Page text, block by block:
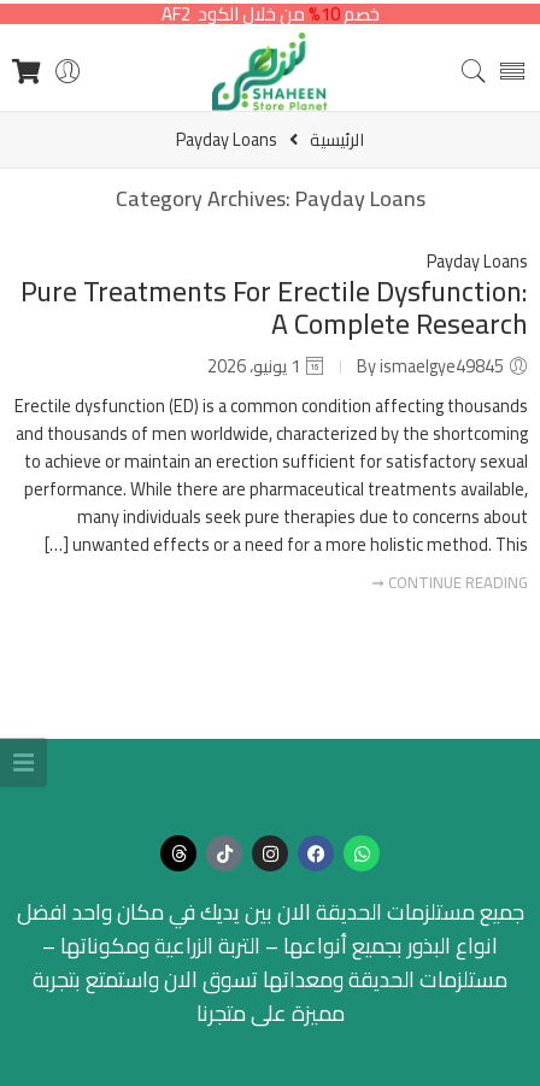
خصم10% من خلال الكود AF2
الرئيسية Payday Loans
Category Archives:Payday Loans
Payday Loans
Pure Treatments For Erectile Dysfunction:
A Complete Research
Erectile dysfunction (ED) is a common condition affecting thousands
and thousands of men worldwide, characterized by the shortcoming
to achieve or maintain an erection sufficient for satisfactory sexual
performance. While there are pharmaceutical treatments available,
many individuals seek pure therapies due to concerns about
unwanted effects or a need for a more holistic method. This […]
CONTINUE READING ➞
جميع مستلزمات الحديقة الان بين يديك في مكان واحد افضل
انواع البذور بجميع أنواعها – التربة الزراعية ومكوناتها –
مستلزمات الحديقة ومعداتها تسوق الان واستمتع بتجربة
مميزة على متجرنا